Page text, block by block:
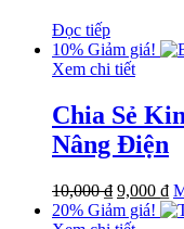
Đọc tiếp
10% Giảm giá!
Xem chi tiết
Chia Sẻ
Nâng Điện
10,000₫ 9,000 ₫
20% Giảm giá!